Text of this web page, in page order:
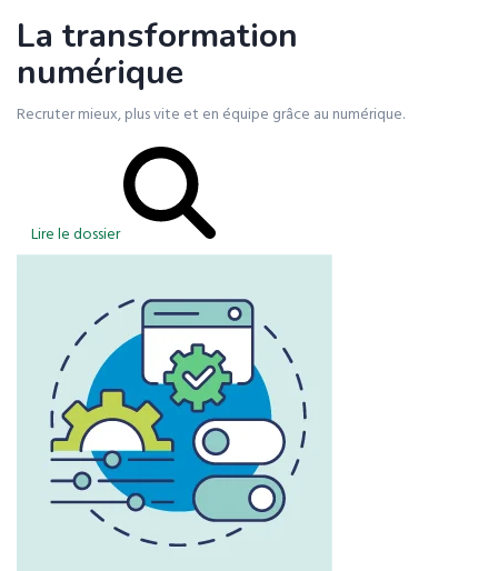
La transformation
numérique
Recruter mieux, plus vite et en équipe grâce au numérique.
Lire le dossier